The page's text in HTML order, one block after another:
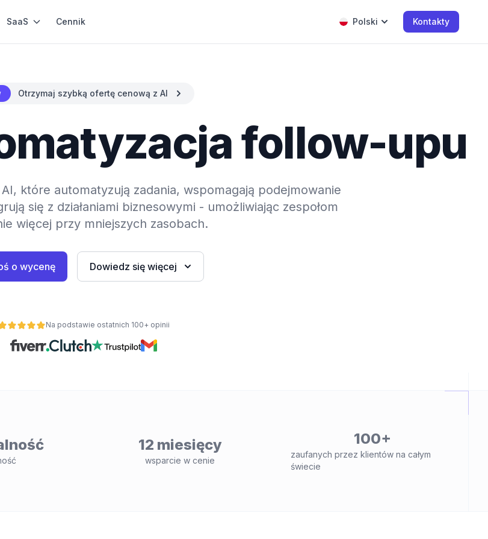
SaaS Cennik Polski Kontakty
Otrzymaj szybką ofertę cenową z AI
follow-upu
które automatyzują zadania, wspomagają podejmowanie
się z działaniami biznesowymi - umożliwiając zespołom
więcej przy mniejszych zasobach.
o wycenę Dowiedz się więcej
Na podstawie ostatnich 100+ opinii
12 miesięcy
wsparcie w cenie
100+
zaufanych przez klientów na całym
świecie